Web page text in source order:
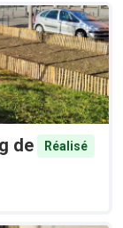
de
Réalisé